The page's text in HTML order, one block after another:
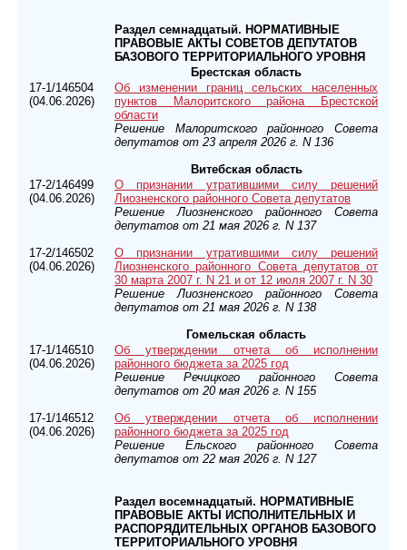
Раздел семнадцатый. НОРМАТИВНЫЕ
ПРАВОВЫЕ АКТЫ СОВЕТОВ ДЕПУТАТОВ
БАЗОВОГО ТЕРРИТОРИАЛЬНОГО УРОВНЯ
Брестская область
17-1/146504
(04.06.2026)
Об изменении границ сельских населенных
пунктов Малоритского района Брестской
области
Решение Малоритского районного Совета
депутатов от 23 апреля 2026 г. N 136
Витебская область
17-2/146499
(04.06.2026)
О признании утратившими силу решений
Лиозненского районного Совета депутатов
Решение Лиозненского районного Совета
депутатов от 21 мая 2026 г. N 137
17-2/146502
(04.06.2026)
О признании утратившими силу решений
Лиозненского районного Совета депутатов от
30 марта 2007 г. N 21 и от 12 июля 2007 г. N 30
Решение Лиозненского районного Совета
депутатов от 21 мая 2026 г. N 138
Гомельская область
17-1/146510
(04.06.2026)
Об утверждении отчета об исполнении
районного бюджета за 2025 год
Решение Речицкого районного Совета
депутатов от 20 мая 2026 г. N 155
17-1/146512
(04.06.2026)
Об утверждении отчета об исполнении
районного бюджета за 2025 год
Решение Ельского районного Совета
депутатов от 22 мая 2026 г. N 127
Раздел восемнадцатый. НОРМАТИВНЫЕ
ПРАВОВЫЕ АКТЫ ИСПОЛНИТЕЛЬНЫХ И
РАСПОРЯДИТЕЛЬНЫХ ОРГАНОВ БАЗОВОГО
ТЕРРИТОРИАЛЬНОГО УРОВНЯ